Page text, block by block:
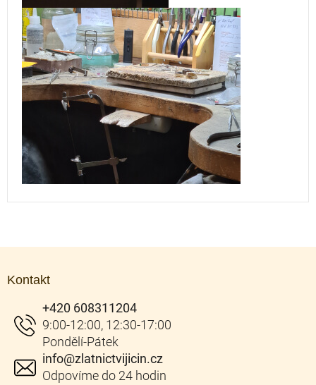
Kontakt
info@zlatnictvijicin.cz
+420 608311204